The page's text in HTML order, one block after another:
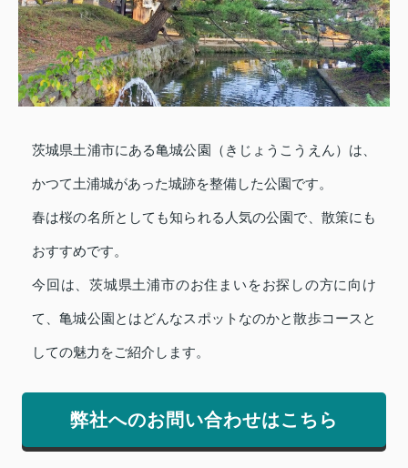
茨城県土浦市にある亀城公園（きじょうこうえん）は、
かつて土浦城があった城跡を整備した公園です。
春は桜の名所としても知られる人気の公園で、散策にも
おすすめです。
今回は、茨城県土浦市のお住まいをお探しの方に向け
て、亀城公園とはどんなスポットなのかと散歩コースと
しての魅力をご紹介します。
弊社へのお問い合わせはこちら